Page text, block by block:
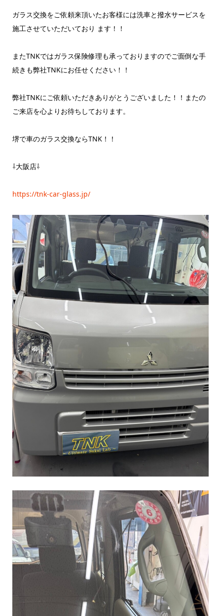
ガラス交換をご依頼来頂いたお客様には洗車と撥水サービスを
施工させていただいており ます！！
またTNKではガラス保険修理も承っておりますのでご面倒な手
続きも弊社TNKにお任せください！！
弊社TNKにご依頼いただきありがとうございました！！またの
ご来店を心よりお待ちしております。
堺で車のガラス交換ならTNK！！
⇩大阪店⇩
https://tnk-car-glass.jp/